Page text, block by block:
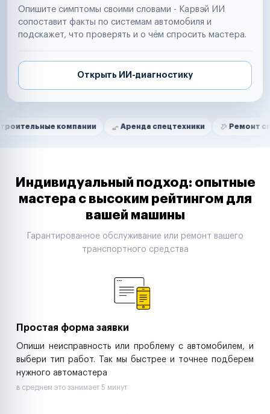
Опишите симптомы своими словами - Карвэй ИИ
сопоставит факты по системам автомобиля и
подскажет, что проверять и о чём спросить мастера.
Открыть ИИ-диагностику
Нам доверяют
компании Аренда спецтехники Ремонт спецтехники
Маркетплейсы
Таксопарки
Автодилеры
Строительные компании
Аренда спецтехники
Индивидуальный подход: опытные
мастера с высоким рейтингом для
вашей машины
Гарантированное обслуживание или ремонт вашего
транспортного средства
Простая форма заявки
Опиши неисправность или проблему с автомобилем, и
выбери тип работ. Так мы быстрее и точнее подберем
нужного автомастера
в среднем это занимает 5 минут